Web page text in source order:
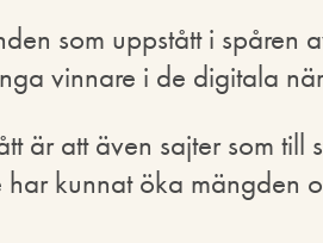
som uppstått i spåren
vinnare i de digitala
är att även sajter som till
kunnat öka mängden